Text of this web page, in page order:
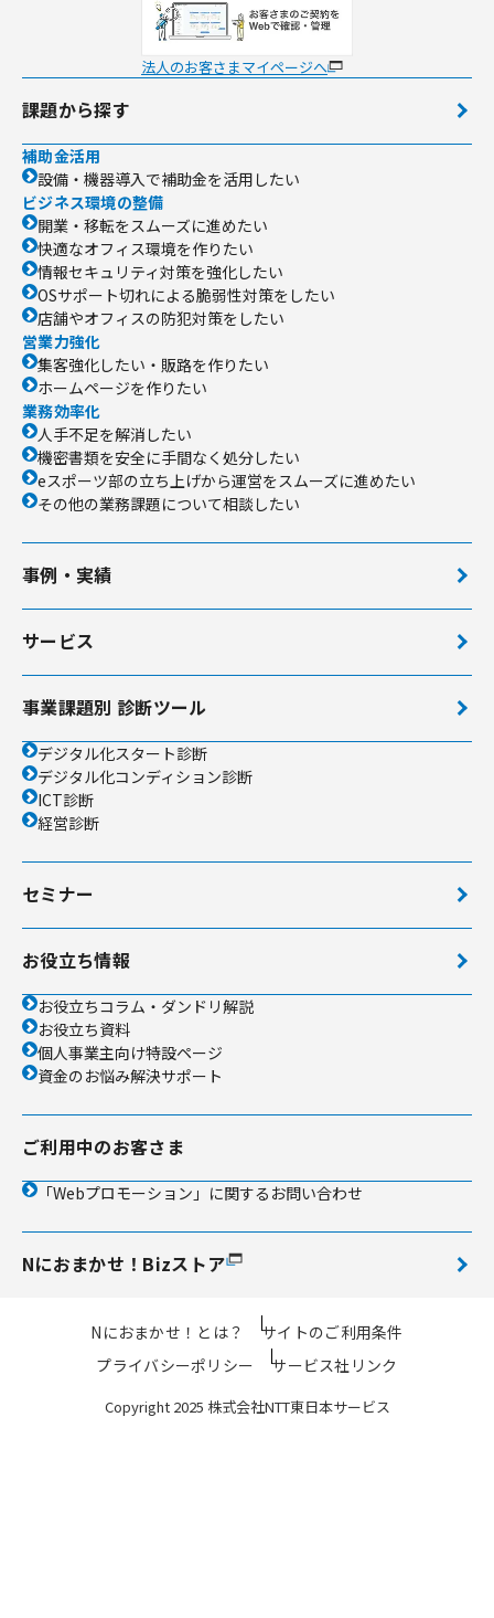
法人のお客さまマイページへ
課題から探す
補助金活用
設備・機器導入で補助金を活用したい
ビジネス環境の整備
開業・移転をスムーズに進めたい
快適なオフィス環境を作りたい
情報セキュリティ対策を強化したい
OSサポート切れによる脆弱性対策をしたい
店舗やオフィスの防犯対策をしたい
営業力強化
集客強化したい・販路を作りたい
ホームページを作りたい
業務効率化
人手不足を解消したい
機密書類を安全に手間なく処分したい
eスポーツ部の立ち上げから運営をスムーズに進めたい
その他の業務課題について相談したい
事例・実績
サービス
事業課題別 診断ツール
デジタル化スタート診断
デジタル化コンディション診断
ICT診断
経営診断
セミナー
お役立ち情報
お役立ちコラム・ダンドリ解説
お役立ち資料
個人事業主向け特設ページ
資金のお悩み解決サポート
ご利用中のお客さま
「Webプロモーション」に関するお問い合わせ
Nにおまかせ！Bizストア
Nにおまかせ！とは？
サイトのご利用条件
プライバシーポリシー
サービス社リンク
Copyright 2025 株式会社NTT東日本サービス